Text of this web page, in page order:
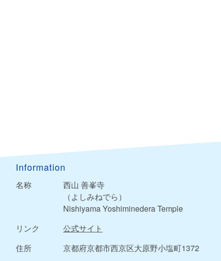
Information
名称
西山 善峯寺
（よしみねでら）
Nishiyama Yoshiminedera Temple
リンク
公式サイト
住所
京都府京都市西京区大原野小塩町1372